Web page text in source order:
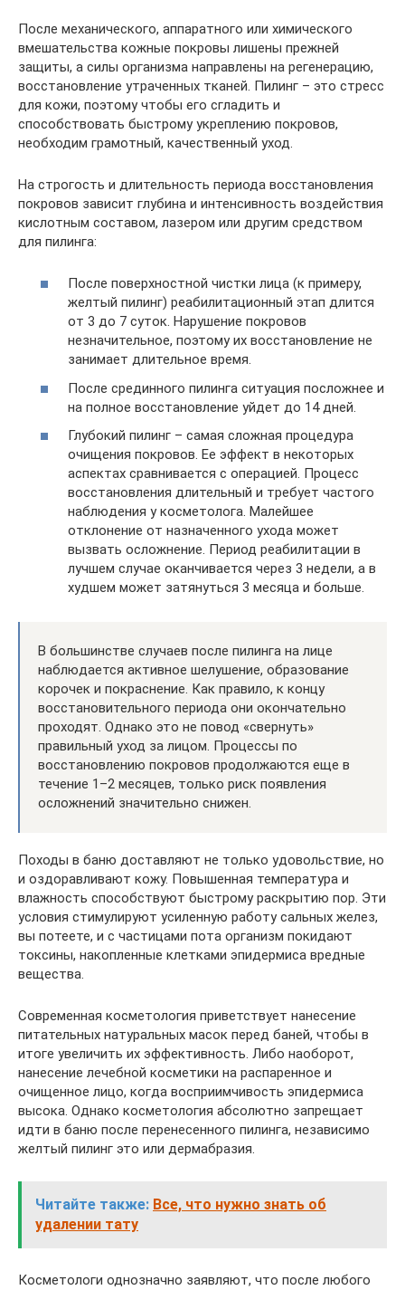
После механического, аппаратного или химического
вмешательства кожные покровы лишены прежней
защиты, а силы организма направлены на регенерацию,
восстановление утраченных тканей. Пилинг – это стресс
для кожи, поэтому чтобы его сгладить и
способствовать быстрому укреплению покровов,
необходим грамотный, качественный уход.
На строгость и длительность периода восстановления
покровов зависит глубина и интенсивность воздействия
кислотным составом, лазером или другим средством
для пилинга:
После поверхностной чистки лица (к примеру,
желтый пилинг) реабилитационный этап длится
от 3 до 7 суток. Нарушение покровов
незначительное, поэтому их восстановление не
занимает длительное время.
После срединного пилинга ситуация посложнее и
на полное восстановление уйдет до 14 дней.
Глубокий пилинг – самая сложная процедура
очищения покровов. Ее эффект в некоторых
аспектах сравнивается с операцией. Процесс
восстановления длительный и требует частого
наблюдения у косметолога. Малейшее
отклонение от назначенного ухода может
вызвать осложнение. Период реабилитации в
лучшем случае оканчивается через 3 недели, а в
худшем может затянуться 3 месяца и больше.
В большинстве случаев после пилинга на лице
наблюдается активное шелушение, образование
корочек и покраснение. Как правило, к концу
восстановительного периода они окончательно
проходят. Однако это не повод «свернуть»
правильный уход за лицом. Процессы по
восстановлению покровов продолжаются еще в
течение 1–2 месяцев, только риск появления
осложнений значительно снижен.
Походы в баню доставляют не только удовольствие, но
и оздоравливают кожу. Повышенная температура и
влажность способствуют быстрому раскрытию пор. Эти
условия стимулируют усиленную работу сальных желез,
вы потеете, и с частицами пота организм покидают
токсины, накопленные клетками эпидермиса вредные
вещества.
Современная косметология приветствует нанесение
питательных натуральных масок перед баней, чтобы в
итоге увеличить их эффективность. Либо наоборот,
нанесение лечебной косметики на распаренное и
очищенное лицо, когда восприимчивость эпидермиса
высока. Однако косметология абсолютно запрещает
идти в баню после перенесенного пилинга, независимо
желтый пилинг это или дермабразия.
Читайте также: Все, что нужно знать об
удалении тату
Косметологи однозначно заявляют, что после любого